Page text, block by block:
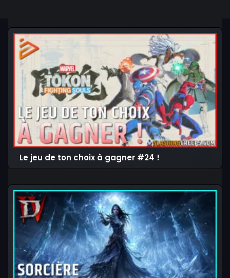
Le jeu de ton choix à gagner #24 !